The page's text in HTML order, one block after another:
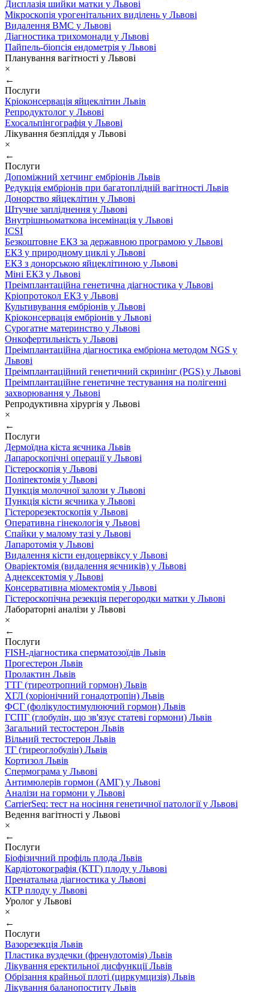
Дисплазія шийки матки у Львові
Мікроскопія урогенітальних виділень у Львові
Видалення ВМС у Львові
Діагностика трихомонади у Львові
Пайпель-біопсія ендометрія у Львові
Планування вагітності у Львові
×
←
Послуги
Кріоконсервація яйцеклітин Львів
Репродуктолог у Львові
Ехосальпінгографія у Львові
Лікування безпліддя у Львові
×
←
Послуги
Допоміжний хетчинг ембріонів Львів
Редукція ембріонів при багатоплідній вагітності Львів
Донорство яйцеклітин у Львові
Штучне запліднення у Львові
Внутрішньоматкова інсемінація у Львові
ICSI
Безкоштовне ЕКЗ за державною програмою у Львові
ЕКЗ у природному циклі у Львові
ЕКЗ з донорською яйцеклітиною у Львові
Міні ЕКЗ у Львові
Преімплантаційна генетична діагностика у Львові
Кріопротокол ЕКЗ у Львові
Культивування ембріонів у Львові
Кріоконсервація ембріонів у Львові
Сурогатне материнство у Львові
Онкофертильність у Львові
Преімплантаційна діагностика ембріона методом NGS у
Львові
Преімплантаційний генетичний скринінг (PGS) у Львові
Преімплантаційне генетичне тестування на полігенні
захворювання у Львові
Репродуктивна хірургія у Львові
×
←
Послуги
Дермоїдна кіста яєчника Львів
Лапароскопічні операції у Львові
Гістероскопія у Львові
Поліпектомія у Львові
Пункція молочної залози у Львові
Пункція кісти яєчника у Львові
Гістерорезектоскопія у Львові
Оперативна гінекологія у Львові
Спайки у малому тазі у Львові
Лапаротомія у Львові
Видалення кісти ендоцервіксу у Львові
Оваріектомія (видалення яєчників) у Львові
Аднексектомія у Львові
Консервативна міомектомія у Львові
Гістероскопічна резекція перегородки матки у Львові
Лабораторні аналізи у Львові
×
←
Послуги
FISH-діагностика сперматозоїдів Львів
Прогестерон Львів
Пролактин Львів
ТТГ (тиреотропний гормон) Львів
ХГЛ (хоріонічний гонадотропін) Львів
ФСГ (фолікулостимулюючий гормон) Львів
ГСПГ (глобулін, що зв'язує статеві гормони) Львів
Загальний тестостерон Львів
Вільний тестостерон Львів
ТГ (тиреоглобулін) Львів
Кортизол Львів
Спермограма у Львові
Антимюлерів гормон (АМГ) у Львові
Аналізи на гормони у Львові
CarrierSeq: тест на носіння генетичної патології у Львові
Ведення вагітності у Львові
×
←
Послуги
Біофізичний профіль плода Львів
Кардіотокографія (КТГ) плоду у Львові
Пренатальна діагностика у Львові
КТР плоду у Львові
Уролог у Львові
×
←
Послуги
Вазорезекція Львів
Пластика вуздечки (френулотомія) Львів
Лікування еректильної дисфункції Львів
Обрізання крайньої плоті (циркумцизія) Львів
Лікування баланопоститу Львів